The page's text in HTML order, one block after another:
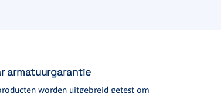
armatuurgarantie
worden uitgebreid getest om